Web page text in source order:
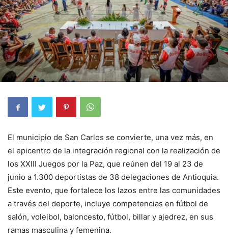
El municipio de San Carlos se convierte, una vez más, en
el epicentro de la integración regional con la realización de
los XXIII Juegos por la Paz, que reúnen del 19 al 23 de
junio a 1.300 deportistas de 38 delegaciones de Antioquia.
Este evento, que fortalece los lazos entre las comunidades
a través del deporte, incluye competencias en fútbol de
salón, voleibol, baloncesto, fútbol, billar y ajedrez, en sus
ramas masculina y femenina.